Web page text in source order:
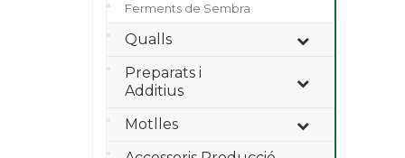
Ferments de Sembra
Qualls
Preparats i
Additius
Motlles